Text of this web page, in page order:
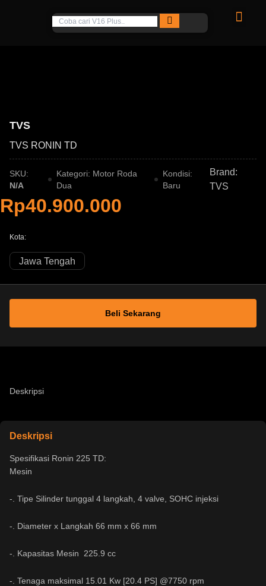
TVS
TVS RONIN TD
SKU:
N/A
Kategori: Motor Roda
Dua
Kondisi:
Baru
Brand:
TVS
Rp40.900.000
Kota:
Jawa Tengah
Beli Sekarang
Deskripsi
Deskripsi
Spesifikasi Ronin 225 TD:
Mesin
-. Tipe Silinder tunggal 4 langkah, 4 valve, SOHC injeksi
-. Diameter x Langkah 66 mm x 66 mm
-. Kapasitas Mesin 225.9 cc
-. Tenaga maksimal 15.01 Kw [20.4 PS] @7750 rpm